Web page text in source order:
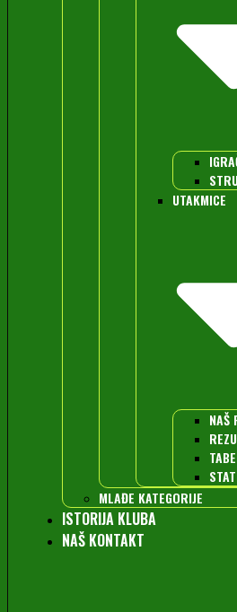
UTAKMICE
NAŠ
MLAĐE KATEGORIJE
ISTORIJA KLUBA
NAŠ KONTAKT